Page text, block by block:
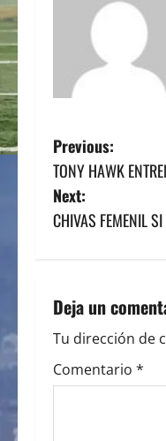
P
o
s
n
a
v
Previous:
TONY HAWK
Next:
CHIVAS FEMENIL
Deja un
Tu dirección de
Comentario *